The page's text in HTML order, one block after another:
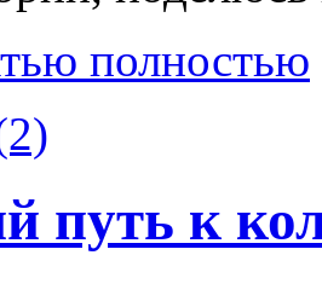
полностью
путь к